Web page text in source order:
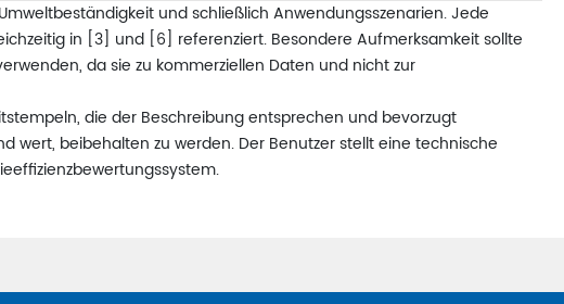
und schließlich Anwendungsszenarien. Jede
in [3] und [6] referenziert. Besondere Aufmerksamkeit sollte
da sie zu kommerziellen Daten und nicht zur
die der Beschreibung entsprechen und bevorzugt
wert, beibehalten zu werden. Der Benutzer stellt eine technische